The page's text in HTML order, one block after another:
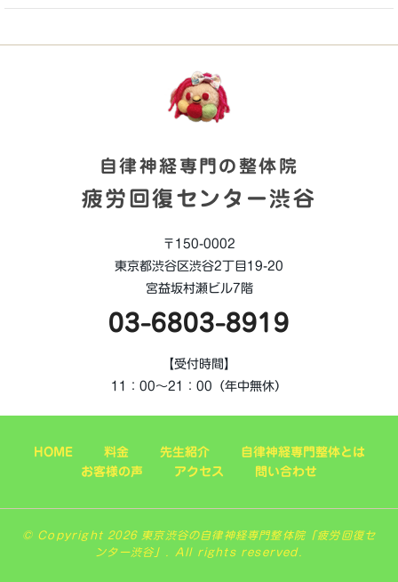
自律神経専門の整体院
疲労回復センター渋谷
〒150-0002
東京都渋谷区渋谷2丁目19-20
宮益坂村瀬ビル7階
03-6803-8919
【受付時間】
11：00～21：00（年中無休）
HOME 料金 先生紹介
自律神経専門整体とは
お客様の声
アクセス 問い合わせ
© Copyright 2026 東京渋谷の自律神経専門整体院「疲労回復セ
ンター渋谷」. All rights reserved.